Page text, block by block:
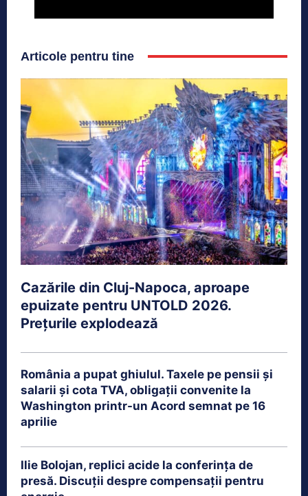
Articole pentru tine
Cazările din Cluj-Napoca, aproape
epuizate pentru UNTOLD 2026.
Prețurile explodează
România a pupat ghiulul. Taxele pe pensii și
salarii și cota TVA, obligații convenite la
Washington printr-un Acord semnat pe 16
aprilie
Ilie Bolojan, replici acide la conferința de
presă. Discuții despre compensații pentru